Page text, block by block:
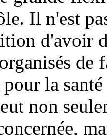
Il n'est
d'avoir
de
la
non